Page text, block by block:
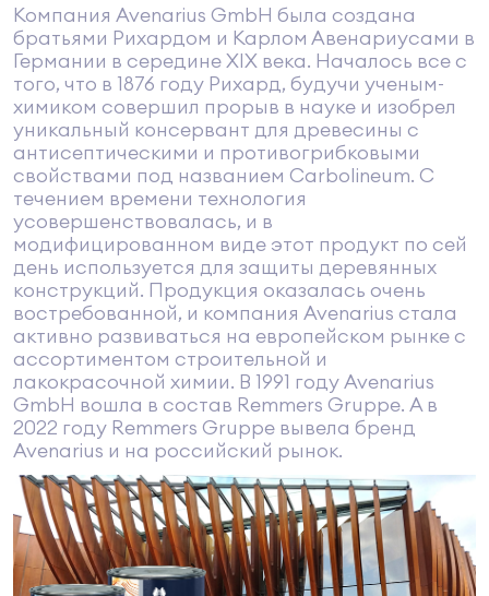
Компания Avenarius GmbH была создана
братьями Риxардом и Карлом Авенариусами в
Германии в середине ХIХ века. Началось все с
того, что в 1876 году Рихард, будучи ученым-
химиком совершил прорыв в науке и изобрел
уникальный консервант для древесины с
антисептическими и противогрибковыми
свойствами под названием Carbolineum. С
течением времени технология
усовершенствовалась, и в
модифицированном виде этот продукт по сей
день используется для защиты деревянных
конструкций. Продукция оказалась очень
востребованной, и компания Avenarius стала
активно развиваться на европейском рынке с
ассортиментом строительной и
лакокрасочной химии. В 1991 году Avenarius
GmbH вошла в состав Remmers Gruppe. А в
2022 году Remmers Gruppe вывела бренд
Avenarius и на российский рынок.